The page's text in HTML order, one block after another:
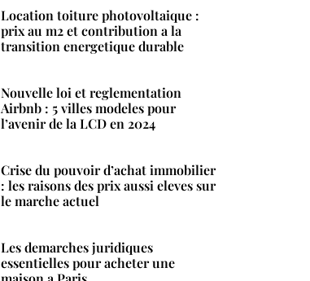
Location toiture photovoltaique :
prix au m2 et contribution a la
transition energetique durable
Nouvelle loi et reglementation
Airbnb : 5 villes modeles pour
l’avenir de la LCD en 2024
Crise du pouvoir d’achat immobilier
: les raisons des prix aussi eleves sur
le marche actuel
Les demarches juridiques
essentielles pour acheter une